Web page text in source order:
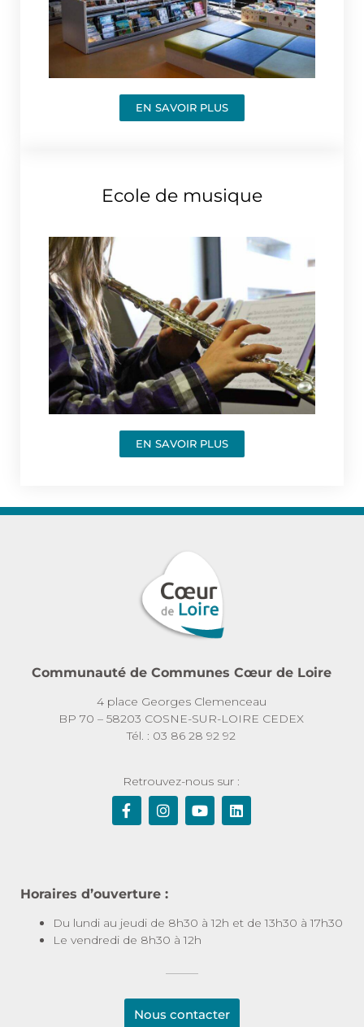
EN SAVOIR PLUS
Ecole de musique
EN SAVOIR PLUS
Communauté de Communes Cœur de Loire
4 place Georges Clemenceau
BP 70 – 58203 COSNE-SUR-LOIRE CEDEX
Tél. : 03 86 28 92 92
Retrouvez-nous sur :
Horaires d’ouverture :
Du lundi au jeudi de 8h30 à 12h et de 13h30 à 17h30
Le vendredi de 8h30 à 12h
Nous contacter
La Communauté de Communes Cœur de Loire
En toute transparence
fonctionnalités proposés sur notre site et afin d’améliorer
Les cookies sont des données qui sont téléchargés ou stockés sur